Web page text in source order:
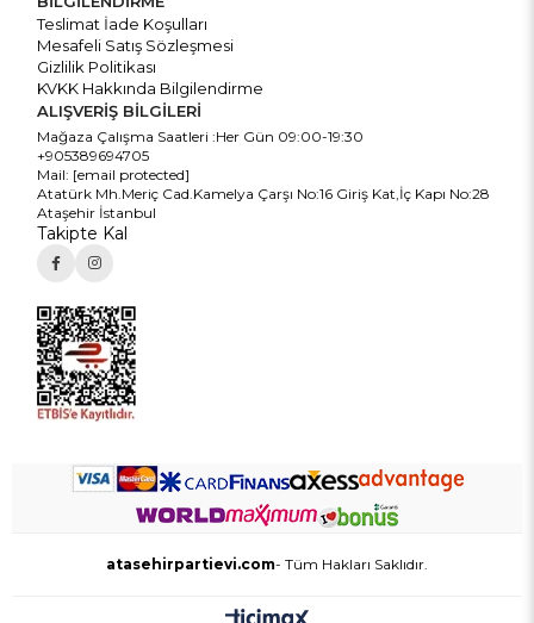
Teslimat İade Koşulları
Mesafeli Satış Sözleşmesi
Gizlilik Politikası
KVKK Hakkında Bilgilendirme
ALIŞVERİŞ BİLGİLERİ
Mağaza Çalışma Saatleri :Her Gün 09:00-19:30
+905389694705
Mail: [email protected]
Atatürk Mh.Meriç Cad.Kamelya Çarşı No:16 Giriş Kat,İç Kapı No:28
Ataşehir İstanbul
Takipte Kal
atasehirpartievi.com- Tüm Hakları Saklıdır.